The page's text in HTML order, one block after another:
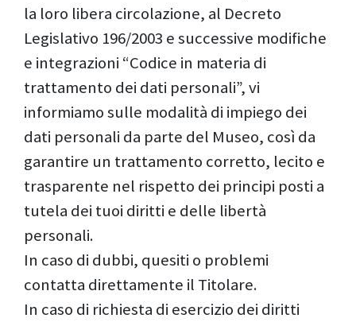
la loro libera circolazione, al Decreto
Legislativo 196/2003 e successive modifiche
e integrazioni “Codice in materia di
trattamento dei dati personali”, vi
informiamo sulle modalità di impiego dei
dati personali da parte del Museo, così da
garantire un trattamento corretto, lecito e
trasparente nel rispetto dei principi posti a
tutela dei tuoi diritti e delle libertà
personali.
In caso di dubbi, quesiti o problemi
contatta direttamente il Titolare.
In caso di richiesta di esercizio dei diritti